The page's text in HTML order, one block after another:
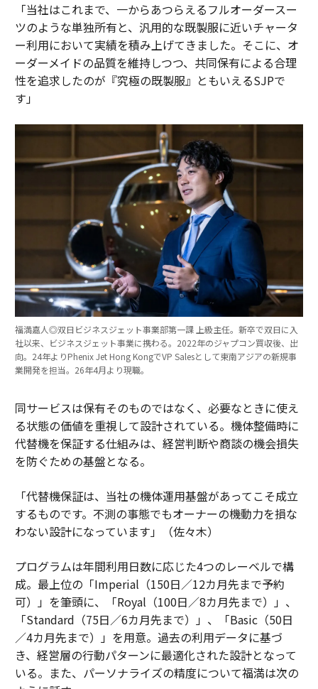
「当社はこれまで、一からあつらえるフルオーダースー
ツのような単独所有と、汎用的な既製服に近いチャータ
ー利用において実績を積み上げてきました。そこに、オ
ーダーメイドの品質を維持しつつ、共同保有による合理
性を追求したのが『究極の既製服』ともいえるSJPで
す」
福満嘉人◎双日ビジネスジェット事業部第一課 上級主任。新卒で双日に入
社以来、ビジネスジェット事業に携わる。2022年のジャプコン買収後、出
向。24年よりPhenix Jet Hong KongでVP Salesとして東南アジアの新規事
業開発を担当。26年4月より現職。
同サービスは保有そのものではなく、必要なときに使え
る状態の価値を重視して設計されている。機体整備時に
代替機を保証する仕組みは、経営判断や商談の機会損失
を防ぐための基盤となる。
「代替機保証は、当社の機体運用基盤があってこそ成立
するものです。不測の事態でもオーナーの機動力を損な
わない設計になっています」（佐々木）
プログラムは年間利用日数に応じた4つのレーベルで構
成。最上位の「Imperial（150日／12カ月先まで予約
可）」を筆頭に、「Royal（100日／8カ月先まで）」、
「Standard（75日／6カ月先まで）」、「Basic（50日
／4カ月先まで）」を用意。過去の利用データに基づ
き、経営層の行動パターンに最適化された設計となって
いる。また、パーソナライズの精度について福満は次の